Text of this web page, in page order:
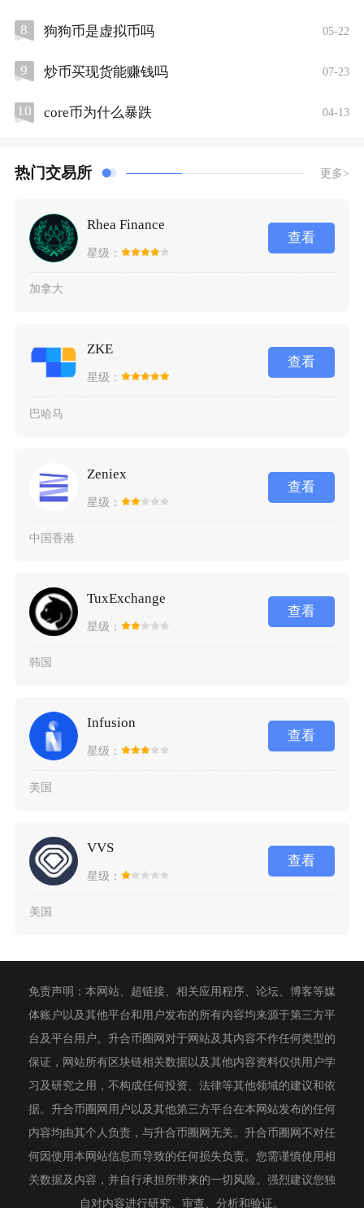
8 狗狗币是虚拟币吗 05-22
9 炒币买现货能赚钱吗 07-23
10 core币为什么暴跌 04-13
热门交易所 更多>
Rhea Finance
星级：
查看
加拿大
ZKE
星级：
查看
巴哈马
Zeniex
星级：
查看
中国香港
TuxExchange
星级：
查看
韩国
Infusion
星级：
查看
美国
VVS
星级：
查看
美国
免责声明：本网站、超链接、相关应用程序、论坛、博客等媒
体账户以及其他平台和用户发布的所有内容均来源于第三方平
台及平台用户。升合币圈网对于网站及其内容不作任何类型的
保证，网站所有区块链相关数据以及其他内容资料仅供用户学
习及研究之用，不构成任何投资、法律等其他领域的建议和依
据。升合币圈网用户以及其他第三方平台在本网站发布的任何
内容均由其个人负责，与升合币圈网无关。升合币圈网不对任
何因使用本网站信息而导致的任何损失负责。您需谨慎使用相
关数据及内容，并自行承担所带来的一切风险。强烈建议您独
自对内容进行研究、审查、分析和验证。